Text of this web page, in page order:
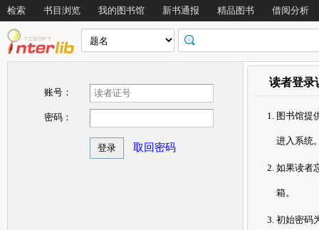
检索 书目浏览 我的图书馆 新书通报 精品图书 借阅分析
账号：
密码：
取回密码
读者登录
图书馆提
进入系统
如果读者
箱。
初始密码